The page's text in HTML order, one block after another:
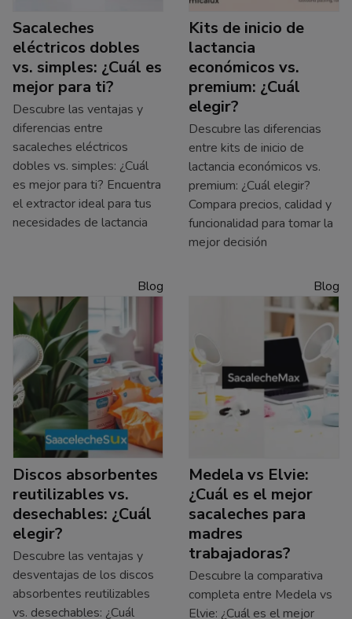
Sacaleches
eléctricos dobles
vs. simples: ¿Cuál es
mejor para ti?
Descubre las ventajas y
diferencias entre
sacaleches eléctricos
dobles vs. simples: ¿Cuál
es mejor para ti? Encuentra
el extractor ideal para tus
necesidades de lactancia
Kits de inicio de
lactancia
económicos vs.
premium: ¿Cuál
elegir?
Descubre las diferencias
entre kits de inicio de
lactancia económicos vs.
premium: ¿Cuál elegir?
Compara precios, calidad y
funcionalidad para tomar la
mejor decisión
Blog
Discos absorbentes
reutilizables vs.
desechables: ¿Cuál
elegir?
Descubre las ventajas y
desventajas de los discos
absorbentes reutilizables
vs. desechables: ¿Cuál
Blog
Medela vs Elvie:
¿Cuál es el mejor
sacaleches para
madres
trabajadoras?
Descubre la comparativa
completa entre Medela vs
Elvie: ¿Cuál es el mejor